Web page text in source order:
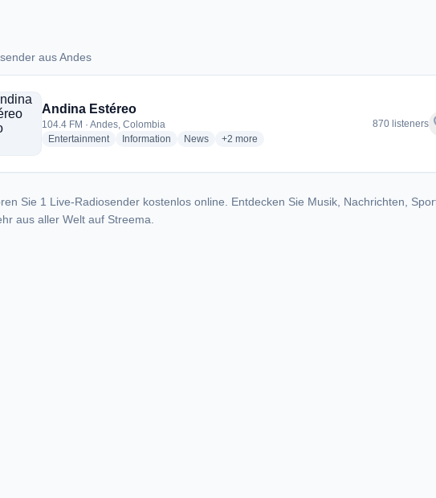
aus Andes
aus Andes
Andina Estéreo
104.4 FM · Andes, Colombia
Entertainmentradio stations
Information radio stations
Newsradio stations
+2 more genres for Andina Estéreo
more
870 listeners
Sie 1 Live-Radiosender kostenlos online. Entdecken Sie Musik, Nachrichten,
aus aller Welt auf Streema.